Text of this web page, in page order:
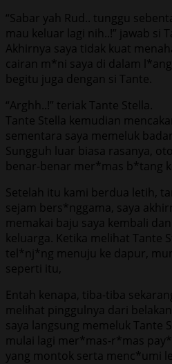
“Sabar yah Rud.. tunggu
mau keluar lagi nih..!” jawab si
Akhirnya saya tidak kuat
cairan m*ni saya di dalam
begitu juga dengan si Tante.
“Arghh..!” teriak Tante Stella.
Tante Stella kemudian
sementara saya memeluk
Sungguh luar biasa rasanya,
benar-benar mer*mas b*tang
Setelah itu kami berdua letih,
sejam bers*nggama, saya
memakai baju saya kembali
keluarga. Ketika melihat Tante
tel*nj*ng menuju ke dapur,
seperti itu,
Entah kenapa, tiba-tiba
melihat pinggulnya dari
saya langsung memeluk Tante
mulai lagi mer*mas-r*mas
yang montok serta menc*umi